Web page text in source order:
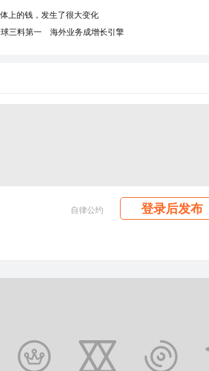
上的钱，发生了很大变化
三料第一 海外业务成增长引擎
自律公约 登录后发布